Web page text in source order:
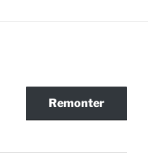
Remonter